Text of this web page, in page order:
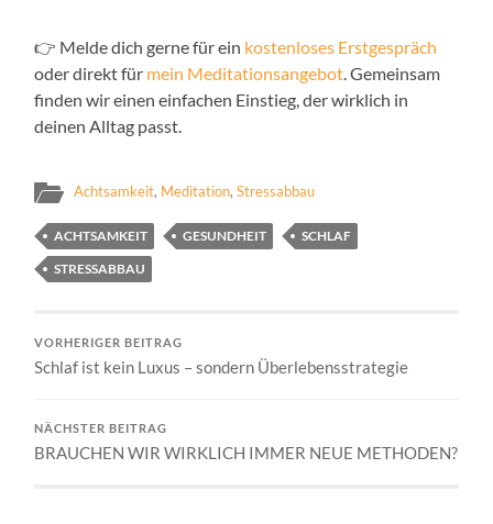
👉 Melde dich gerne für ein kostenloses Erstgespräch
oder direkt für mein Meditationsangebot. Gemeinsam
finden wir einen einfachen Einstieg, der wirklich in
deinen Alltag passt.
Achtsamkeit, Meditation,Stressabbau
ACHTSAMKEIT GESUNDHEIT
SCHLAF
STRESSABBAU
VORHERIGER BEITRAG
Schlaf ist kein Luxus – sondern Überlebensstrategie
NÄCHSTER BEITRAG
BRAUCHEN WIR WIRKLICH IMMER NEUE METHODEN?